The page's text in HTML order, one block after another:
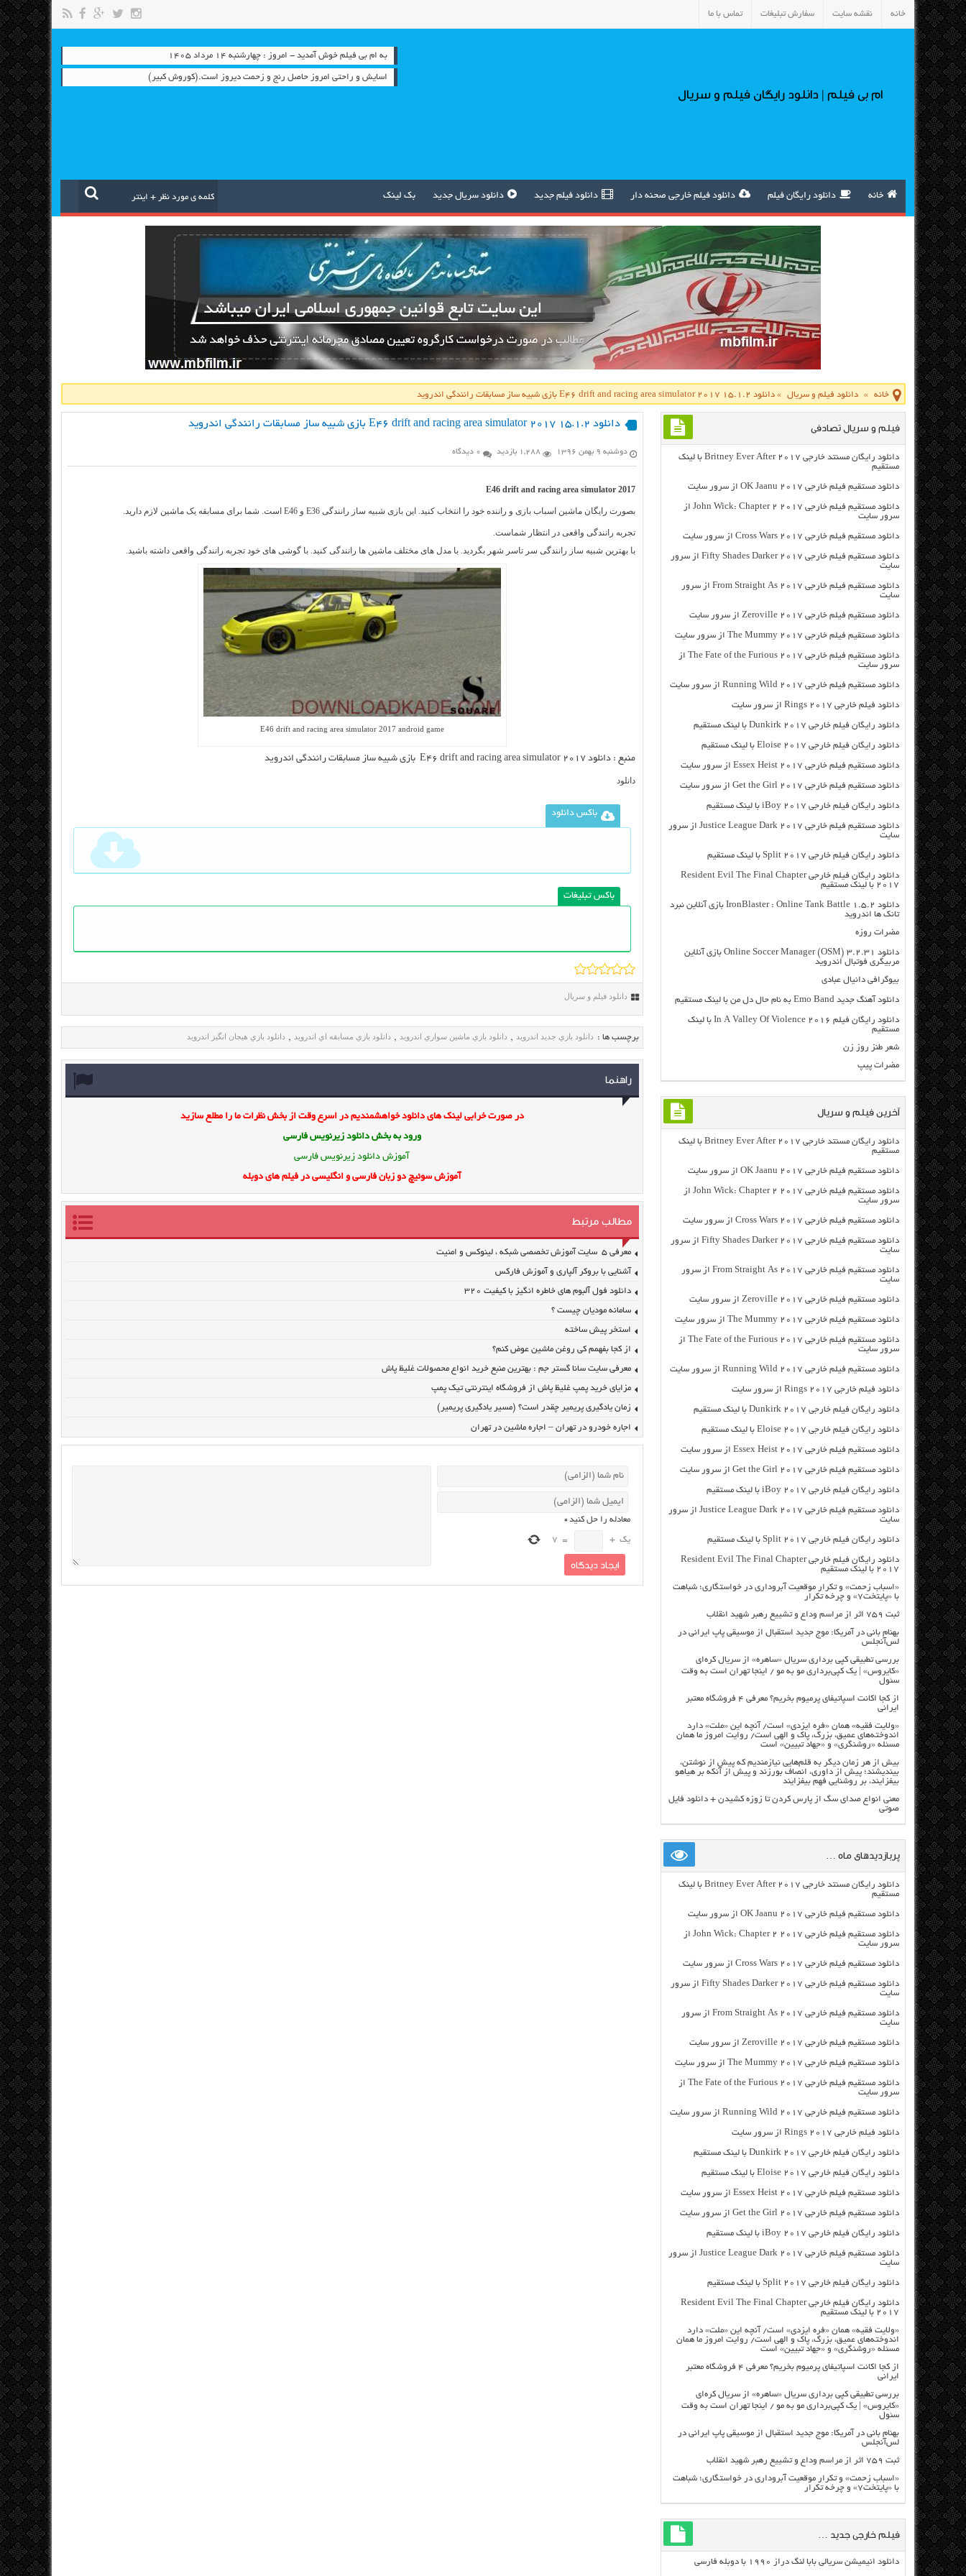
خانه نقشه سایت سفارش تبلیغات تماس با ما
ام بی فیلم | دانلود رایگان فیلم و سریال
به ام بی فیلم خوش آمدید - امروز : چهارشنبه ۱۴ مرداد ۱۴۰۵
اسایش و راحتی امروز حاصل رنج و زحمت دیروز است.(کوروش کبیر)
خانه دانلود رایگان فیلم دانلود فیلم خارجی صحنه دار دانلود فیلم جدید دانلود سریال جدید بک لینک
خانه » دانلود فیلم و سریال »دانلود E46 drift and racing area simulator 2017 15.1.2 بازی شبیه ساز مسابقات رانندگی اندروید
دانلود E46 drift and racing area simulator 2017 15.1.2 بازی شبیه ساز مسابقات رانندگی اندروید
دوشنبه ۹ بهمن ۱۳۹۶ 1,288 بازدید 0 دیدگاه
E46 drift and racing area simulator 2017
بصورت رایگان ماشین اسباب بازی و راننده خود را انتخاب کنید. این بازی شبیه ساز رانندگی E36 و E46 است. شما برای مسابقه یک ماشین لازم دارید.
تجربه رانندگی واقعی در انتظار شماست.
با بهترین شبیه ساز رانندگی سر تاسر شهر بگردید. با مدل های مختلف ماشین ها رانندگی کنید. با گوشی های خود تجربه رانندگی واقعی داشته باشید.
E46 drift and racing area simulator 2017 android game
منبع : دانلود E46 drift and racing area simulator 2017 بازی شبیه ساز مسابقات رانندگی اندروید
دانلود
باکس دانلود
باکس تبلیغات
دانلود فیلم و سریال
برچسب ها : دانلود بازي جديد اندرويد , دانلود بازي ماشين سواري اندرويد , دانلود بازي مسابقه اي اندرويد , دانلود بازي هيجان انگيز اندرويد
راهنما
در صورت خرابی لینک های دانلود خواهشمندیم در اسرع وقت از بخش نظرات ما را مطلع سازید
ورود به بخش دانلود زیرنویس فارسی
آموزش دانلود زیرنویس فارسی
آموزش سوئیچ دو زبان فارسی و انگلیسی در فیلم های دوبله
مطالب مرتبط
معرفی ۵ سایت آموزش تخصصی شبکه ، لینوکس و امنیت
آشنایی با بروکر آلپاری و آموزش فارکس
دانلود فول آلبوم های خاطره انگیز با کیفیت ۳۲۰
سامانه مودیان چیست ؟
استخر پیش ساخته
از کجا بفهمم کی روغن ماشین عوض کنم؟
معرفی سایت سانا گستر جم : بهترین منبع خرید انواع محصولات غلیظ پاش
مزایای خرید پمپ غلیظ پاش از فروشگاه اینترنتی تیک پمپ
زمان یادگیری پریمیر چقدر است؟ (مسیر یادگیری پریمیر)
اجاره خودرو در تهران – اجاره ماشین در تهران
معادله را حل کنید*
یک +
=
7
فیلم و سریال تصادفی
دانلود رایگان مسنتد خارجی Britney Ever After 2017 با لینک
مستقیم
دانلود مستقیم فیلم خارجی OK Jaanu 2017 از سرور سایت
دانلود مستقیم فیلم خارجی John Wick: Chapter 2 2017 از
سرور سایت
دانلود مستقیم فیلم خارجی Cross Wars 2017 از سرور سایت
دانلود مستقیم فیلم خارجی Fifty Shades Darker 2017 از سرور
سایت
دانلود مستقیم فیلم خارجی From Straight As 2017 از سرور
سایت
دانلود مستقیم فیلم خارجی Zeroville 2017 از سرور سایت
دانلود مستقیم فیلم خارجی The Mummy 2017 از سرور سایت
دانلود مستقیم فیلم خارجی The Fate of the Furious 2017 از
سرور سایت
دانلود مستقیم فیلم خارجی Running Wild 2017 از سرور سایت
دانلود فیلم خارجی Rings 2017 از سرور سایت
دانلود رایگان فیلم خارجی Dunkirk 2017 با لینک مستقیم
دانلود رایگان فیلم خارجی Eloise 2017 با لینک مستقیم
دانلود مستقیم فیلم خارجی Essex Heist 2017 از سرور سایت
دانلود مستقیم فیلم خارجی Get the Girl 2017 از سرور سایت
دانلود رایگان فیلم خارجی iBoy 2017 با لینک مستقیم
دانلود مستقیم فیلم خارجی Justice League Dark 2017 از سرور
سایت
دانلود رایگان فیلم خارجی Split 2017 با لینک مستقیم
دانلود رایگان فیلم خارجی Resident Evil The Final Chapter
2017 با لینک مستقیم
دانلود IronBlaster : Online Tank Battle 1.5.2 بازی آنلاین نبرد
تانک ها اندروید
مضرات روزه
دانلود Online Soccer Manager (OSM) 3.2.31 بازی آنلاین
مربیگری فوتبال اندروید
بیوگرافی دانیال عبادی
دانلود آهنگ جدید Emo Band به نام حال دل من با لینک مستقیم
دانلود رایگان فیلم In A Valley Of Violence 2016 با لینک
مستقیم
شعر طنز روز زن
مضرات پیپ
آخرین فیلم و سریال
دانلود رایگان مسنتد خارجی Britney Ever After 2017 با لینک
مستقیم
دانلود مستقیم فیلم خارجی OK Jaanu 2017 از سرور سایت
دانلود مستقیم فیلم خارجی John Wick: Chapter 2 2017 از
سرور سایت
دانلود مستقیم فیلم خارجی Cross Wars 2017 از سرور سایت
دانلود مستقیم فیلم خارجی Fifty Shades Darker 2017 از سرور
سایت
دانلود مستقیم فیلم خارجی From Straight As 2017 از سرور
سایت
دانلود مستقیم فیلم خارجی Zeroville 2017 از سرور سایت
دانلود مستقیم فیلم خارجی The Mummy 2017 از سرور سایت
دانلود مستقیم فیلم خارجی The Fate of the Furious 2017 از
سرور سایت
دانلود مستقیم فیلم خارجی Running Wild 2017 از سرور سایت
دانلود فیلم خارجی Rings 2017 از سرور سایت
دانلود رایگان فیلم خارجی Dunkirk 2017 با لینک مستقیم
دانلود رایگان فیلم خارجی Eloise 2017 با لینک مستقیم
دانلود مستقیم فیلم خارجی Essex Heist 2017 از سرور سایت
دانلود مستقیم فیلم خارجی Get the Girl 2017 از سرور سایت
دانلود رایگان فیلم خارجی iBoy 2017 با لینک مستقیم
دانلود مستقیم فیلم خارجی Justice League Dark 2017 از سرور
سایت
دانلود رایگان فیلم خارجی Split 2017 با لینک مستقیم
دانلود رایگان فیلم خارجی Resident Evil The Final Chapter
2017 با لینک مستقیم
«اسباب زحمت» و تکرار موقعیت آبروداری در خواستگاری؛ شباهت
با «پایتخت۷» و چرخه تکرار
ثبت ۷۵۹ اثر از مراسم وداع و تشییع رهبر شهید انقلاب
بهنام بانی در آمریکا: موج جدید استقبال از موسیقی پاپ ایرانی در
لس‌آنجلس
بررسی تطبیقی کپی برداری سریال «ساهره» از سریال کره‌ای
«کایروس» | یک کپی‌برداری مو به مو / اینجا تهران است به وقت
سئول
از کجا اکانت اسپاتیفای پرمیوم بخریم؟ معرفی ۴ فروشگاه معتبر
ایرانی
«ولایت فقیه» همان «فره ایزدی» است/ آنچه این «ملت» دارد
اندوخته‌های عمیق، بزرگ، پاک و الهی است/ روایت امروز ما همان
مسئله «روشنگری» و «جهاد تبیین» است
بیش از هر زمان دیگر به قلم‌هایی نیازمندیم که پیش از نوشتن،
بیندیشند؛ پیش از داوری، انصاف بورزند و پیش از آنکه بر هیاهو
بیفزایند، بر روشنایی فهم بیفزایند
معنی انواع صدای سگ از پارس کردن تا زوزه کشیدن + دانلود فایل
صوتی
پربازدیدهای ماه …
دانلود رایگان مسنتد خارجی Britney Ever After 2017 با لینک
مستقیم
دانلود مستقیم فیلم خارجی OK Jaanu 2017 از سرور سایت
دانلود مستقیم فیلم خارجی John Wick: Chapter 2 2017 از
سرور سایت
دانلود مستقیم فیلم خارجی Cross Wars 2017 از سرور سایت
دانلود مستقیم فیلم خارجی Fifty Shades Darker 2017 از سرور
سایت
دانلود مستقیم فیلم خارجی From Straight As 2017 از سرور
سایت
دانلود مستقیم فیلم خارجی Zeroville 2017 از سرور سایت
دانلود مستقیم فیلم خارجی The Mummy 2017 از سرور سایت
دانلود مستقیم فیلم خارجی The Fate of the Furious 2017 از
سرور سایت
دانلود مستقیم فیلم خارجی Running Wild 2017 از سرور سایت
دانلود فیلم خارجی Rings 2017 از سرور سایت
دانلود رایگان فیلم خارجی Dunkirk 2017 با لینک مستقیم
دانلود رایگان فیلم خارجی Eloise 2017 با لینک مستقیم
دانلود مستقیم فیلم خارجی Essex Heist 2017 از سرور سایت
دانلود مستقیم فیلم خارجی Get the Girl 2017 از سرور سایت
دانلود رایگان فیلم خارجی iBoy 2017 با لینک مستقیم
دانلود مستقیم فیلم خارجی Justice League Dark 2017 از سرور
سایت
دانلود رایگان فیلم خارجی Split 2017 با لینک مستقیم
دانلود رایگان فیلم خارجی Resident Evil The Final Chapter
2017 با لینک مستقیم
«ولایت فقیه» همان «فره ایزدی» است/ آنچه این «ملت» دارد
اندوخته‌های عمیق، بزرگ، پاک و الهی است/ روایت امروز ما همان
مسئله «روشنگری» و «جهاد تبیین» است
از کجا اکانت اسپاتیفای پرمیوم بخریم؟ معرفی ۴ فروشگاه معتبر
ایرانی
بررسی تطبیقی کپی برداری سریال «ساهره» از سریال کره‌ای
«کایروس» | یک کپی‌برداری مو به مو / اینجا تهران است به وقت
سئول
بهنام بانی در آمریکا: موج جدید استقبال از موسیقی پاپ ایرانی در
لس‌آنجلس
ثبت ۷۵۹ اثر از مراسم وداع و تشییع رهبر شهید انقلاب
«اسباب زحمت» و تکرار موقعیت آبروداری در خواستگاری؛ شباهت
با «پایتخت۷» و چرخه تکرار
فیلم خارجی جدید …
دانلود انیمیشن سریالی بابا لنگ دراز ۱۹۹۰ با دوبله فارسی